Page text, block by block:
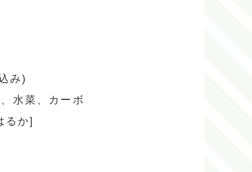
み)
水菜、カーボ
るか]